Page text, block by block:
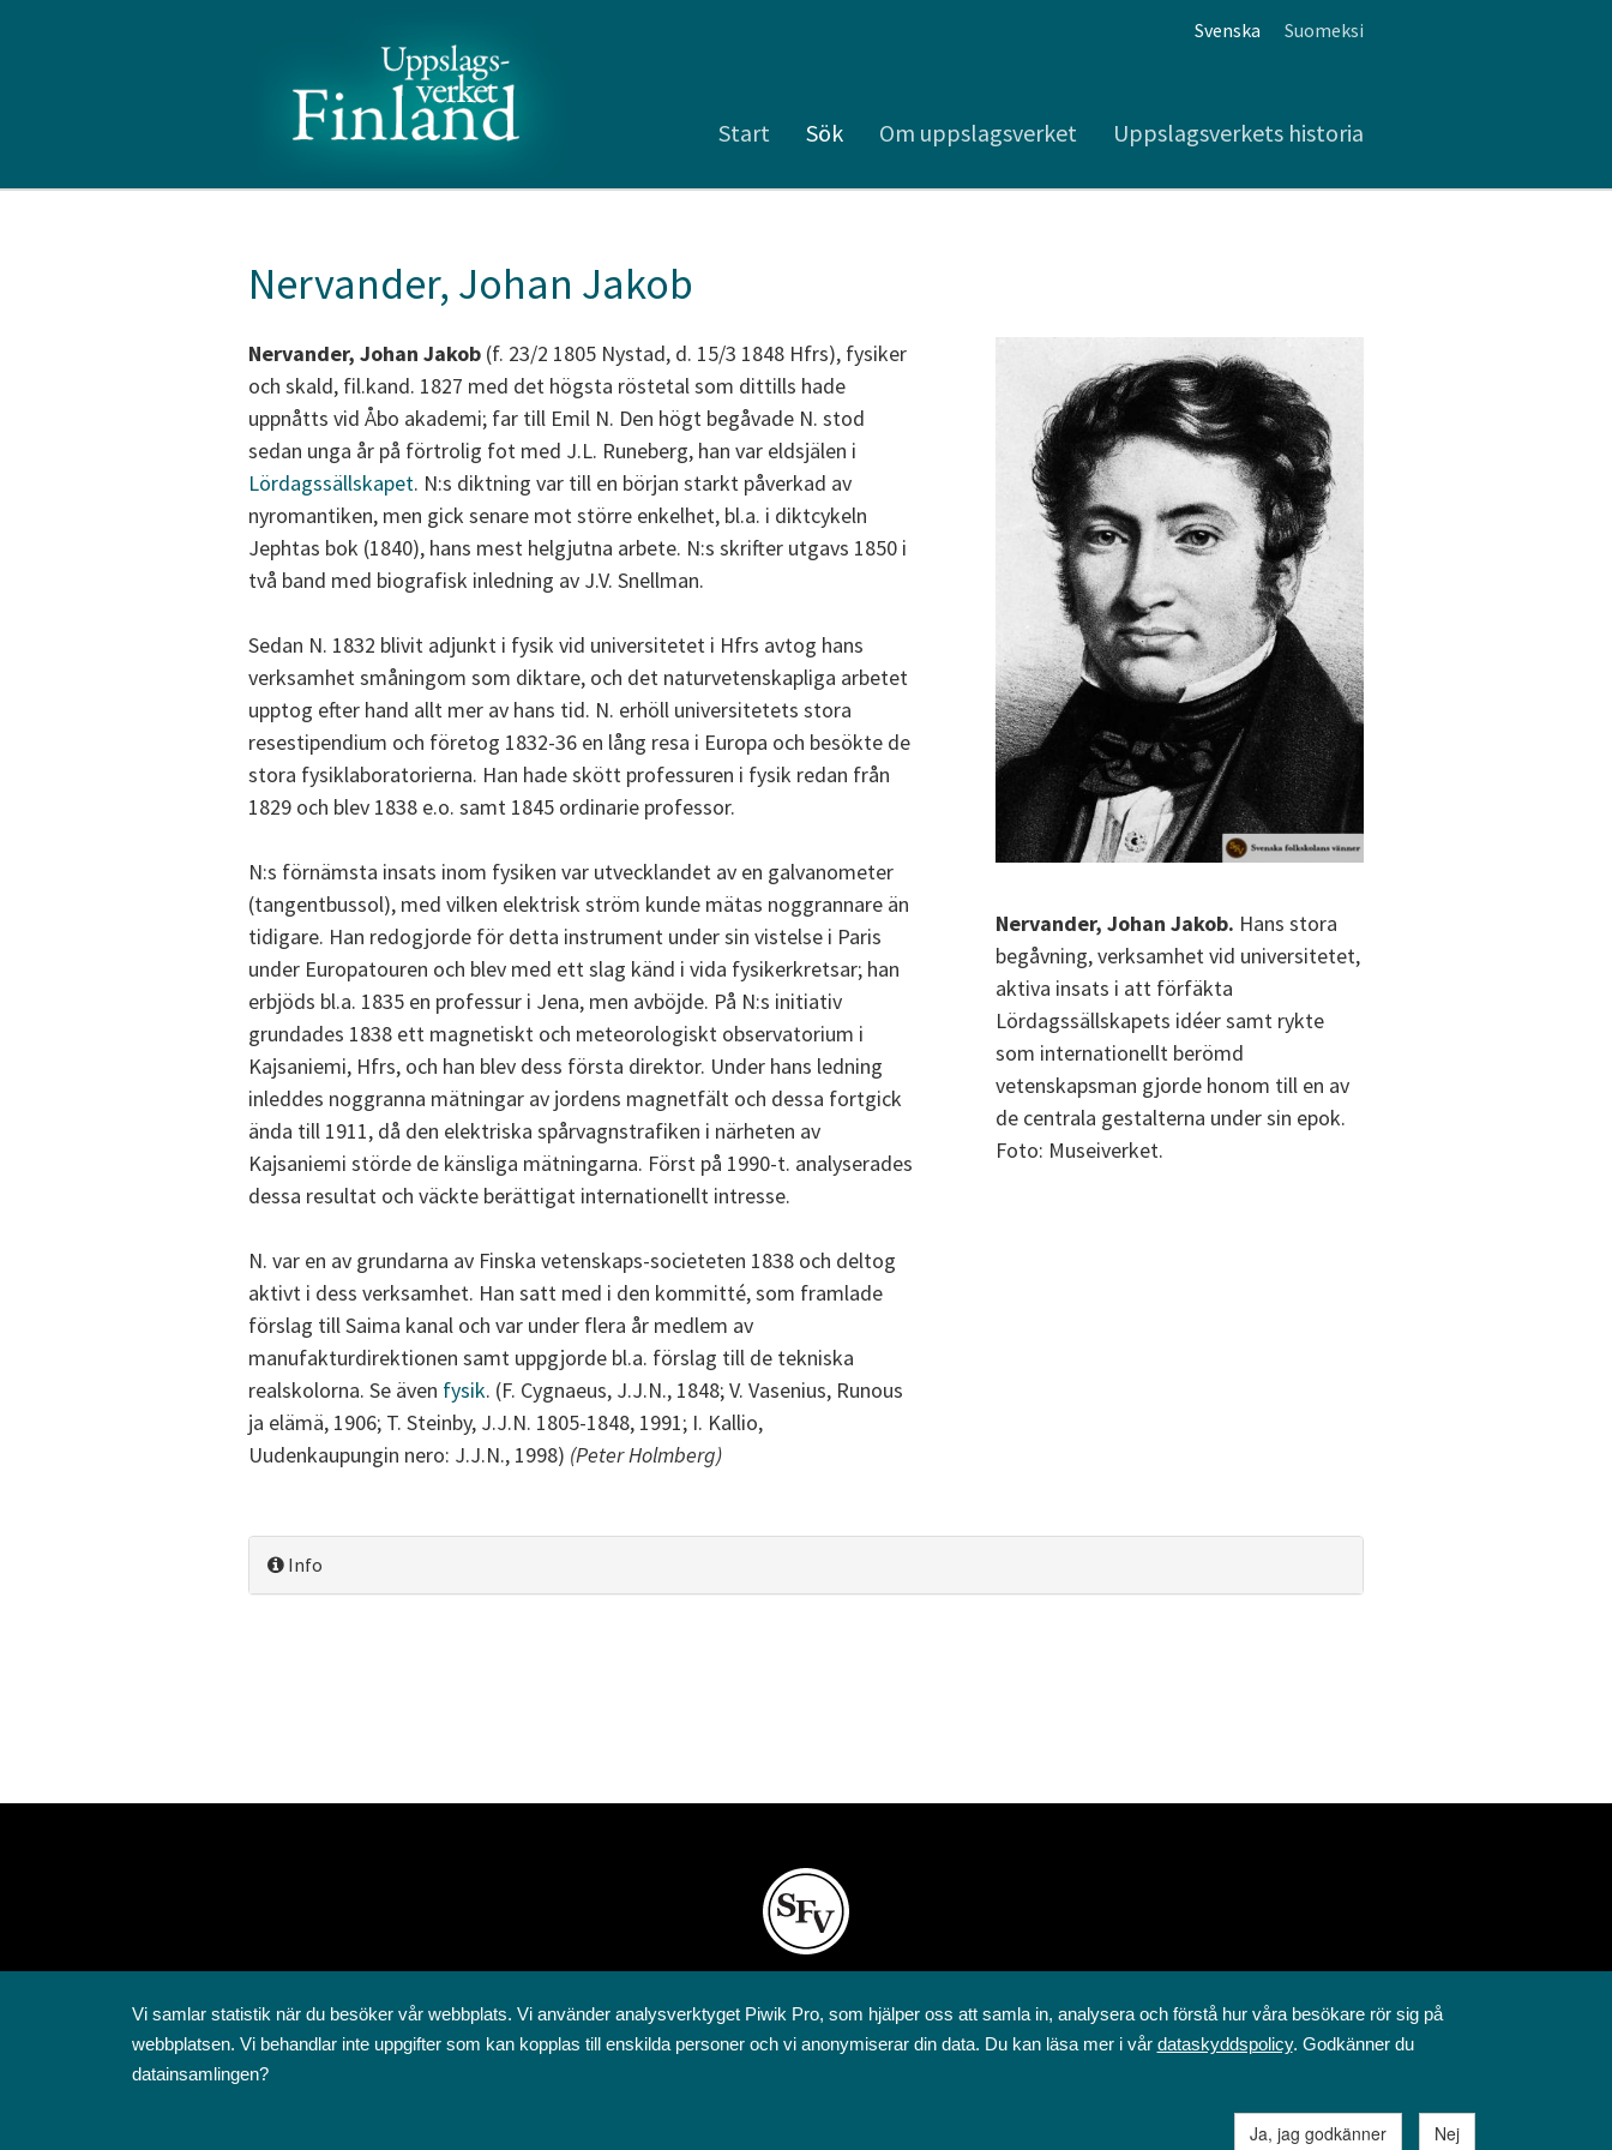
Svenska Suomeksi
Start Sök Om uppslagsverket Uppslagsverkets historia
Nervander, Johan Jakob
Nervander, Johan Jakob (f. 23/2 1805 Nystad, d. 15/3 1848 Hfrs), fysiker
och skald, fil.kand. 1827 med det högsta röstetal som dittills hade
uppnåtts vid Åbo akademi; far till Emil N. Den högt begåvade N. stod
sedan unga år på förtrolig fot med J.L. Runeberg, han var eldsjälen i
Lördagssällskapet. N:s diktning var till en början starkt påverkad av
nyromantiken, men gick senare mot större enkelhet, bl.a. i diktcykeln
Jephtas bok (1840), hans mest helgjutna arbete. N:s skrifter utgavs 1850 i
två band med biografisk inledning av J.V. Snellman.
Sedan N. 1832 blivit adjunkt i fysik vid universitetet i Hfrs avtog hans
verksamhet småningom som diktare, och det naturvetenskapliga arbetet
upptog efter hand allt mer av hans tid. N. erhöll universitetets stora
resestipendium och företog 1832-36 en lång resa i Europa och besökte de
stora fysiklaboratorierna. Han hade skött professuren i fysik redan från
1829 och blev 1838 e.o. samt 1845 ordinarie professor.
N:s förnämsta insats inom fysiken var utvecklandet av en galvanometer
(tangentbussol), med vilken elektrisk ström kunde mätas noggrannare än
tidigare. Han redogjorde för detta instrument under sin vistelse i Paris
under Europatouren och blev med ett slag känd i vida fysikerkretsar; han
erbjöds bl.a. 1835 en professur i Jena, men avböjde. På N:s initiativ
grundades 1838 ett magnetiskt och meteorologiskt observatorium i
Kajsaniemi, Hfrs, och han blev dess första direktor. Under hans ledning
inleddes noggranna mätningar av jordens magnetfält och dessa fortgick
ända till 1911, då den elektriska spårvagnstrafiken i närheten av
Kajsaniemi störde de känsliga mätningarna. Först på 1990-t. analyserades
dessa resultat och väckte berättigat internationellt intresse.
N. var en av grundarna av Finska vetenskaps-societeten 1838 och deltog
aktivt i dess verksamhet. Han satt med i den kommitté, som framlade
förslag till Saima kanal och var under flera år medlem av
manufakturdirektionen samt uppgjorde bl.a. förslag till de tekniska
realskolorna. Se även fysik. (F. Cygnaeus, J.J.N., 1848; V. Vasenius, Runous
ja elämä, 1906; T. Steinby, J.J.N. 1805-1848, 1991; I. Kallio,
Uudenkaupungin nero: J.J.N., 1998) (Peter Holmberg)
Nervander, Johan Jakob. Hans stora
begåvning, verksamhet vid universitetet,
aktiva insats i att förfäkta
Lördagssällskapets idéer samt rykte
som internationellt berömd
vetenskapsman gjorde honom till en av
de centrala gestalterna under sin epok.
Foto: Museiverket.
Info
Annegatan 12
00120 Helsingfors
Vi samlar statistik när du besöker vår webbplats. Vi använder analysverktyget Piwik Pro, som hjälper oss att samla in, analysera och förstå hur våra besökare rör sig på
webbplatsen. Vi behandlar inte uppgifter som kan kopplas till enskilda personer och vi anonymiserar din data. Du kan läsa mer i vår dataskyddspolicy. Godkänner du
datainsamlingen?
Ja, jag godkänner Nej